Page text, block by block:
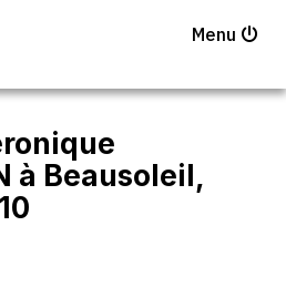
Menu
à Beausoleil,